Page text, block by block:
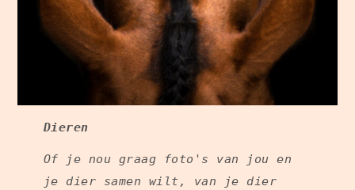
Dieren
Of je nou graag foto's van jou en
je dier samen wilt, van je dier